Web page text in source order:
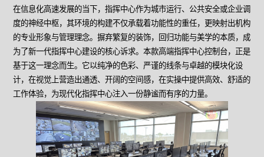
在信息化高速发展的当下，指挥中心作为城市运行、公共安全或企业调
度的神经中枢，其环境的构建不仅承载着功能性的重任，更映射出机构
的专业形象与管理理念。摒弃繁复的装饰，回归功能与美学的本质，成
为了新一代指挥中心建设的核心诉求。本款高端指挥中心控制台，正是
基于这一理念而生。它以纯净的色彩、严谨的线条与卓越的模块化设
计，在视觉上营造出通透、开阔的空间感，在实操中提供高效、舒适的
工作体验，为现代化指挥中心注入一份静谧而有序的力量。